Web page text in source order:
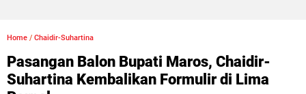
Home / Chaidir-Suhartina
Pasangan Balon Bupati Maros, Chaidir-
Suhartina Kembalikan Formulir di Lima